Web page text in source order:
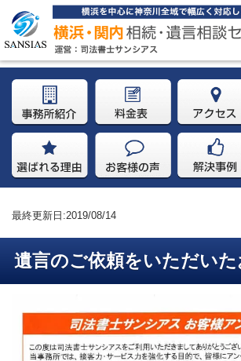
最終更新日:2019/08/14
遺言のご依頼をいただい